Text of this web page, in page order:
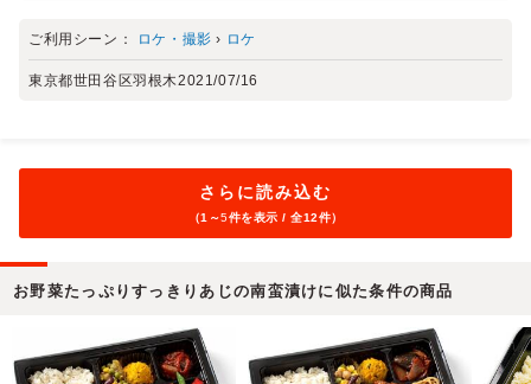
ご利用シーン： ロケ・撮影 › ロケ
東京都世田谷区羽根木2021/07/16
さらに読み込む
（1～5件を表示 / 全12件）
お野菜たっぷりすっきりあじの南蛮漬けに似た条件の商品